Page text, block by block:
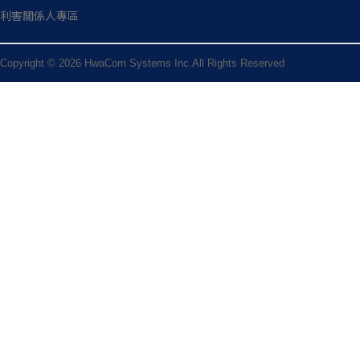
利害關係人專區
Copyright © 2026 HwaCom Systems Inc.All Rights Reserved